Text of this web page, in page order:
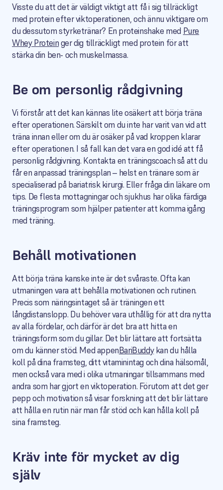
Visste du att det är väldigt viktigt att få i sig tillräckligt
med protein efter viktoperationen, och ännu viktigare om
du dessutom styrketränar? En proteinshake med Pure
Whey Proteinger dig tillräckligt med protein för att
stärka din ben- och muskelmassa.
Be om personlig rådgivning
Vi förstår att det kan kännas lite osäkert att börja träna
efter operationen. Särskilt om du inte har varit van vid att
träna innan eller om du är osäker på vad kroppen klarar
efter operationen. I så fall kan det vara en god idé att få
personlig rådgivning. Kontakta en träningscoach så att du
får en anpassad träningsplan – helst en tränare som är
specialiserad på bariatrisk kirurgi. Eller fråga din läkare om
tips. De flesta mottagningar och sjukhus har olika färdiga
träningsprogram som hjälper patienter att komma igång
med träning.
Behåll motivationen
Att börja träna kanske inte är det svåraste. Ofta kan
utmaningen vara att behålla motivationen och rutinen.
Precis som näringsintaget så är träningen ett
långdistanslopp. Du behöver vara uthållig för att dra nytta
av alla fördelar, och därför är det bra att hitta en
träningsform som du gillar. Det blir lättare att fortsätta
om du känner stöd. Med appenBariBuddykan du hålla
koll på dina framsteg, ditt vitaminintag och dina hälsomål,
men också vara med i olika utmaningar tillsammans med
andra som har gjort en viktoperation. Förutom att det ger
pepp och motivation så visar forskning att det blir lättare
att hålla en rutin när man får stöd och kan hålla koll på
sina framsteg.
Kräv inte för mycket av dig
själv